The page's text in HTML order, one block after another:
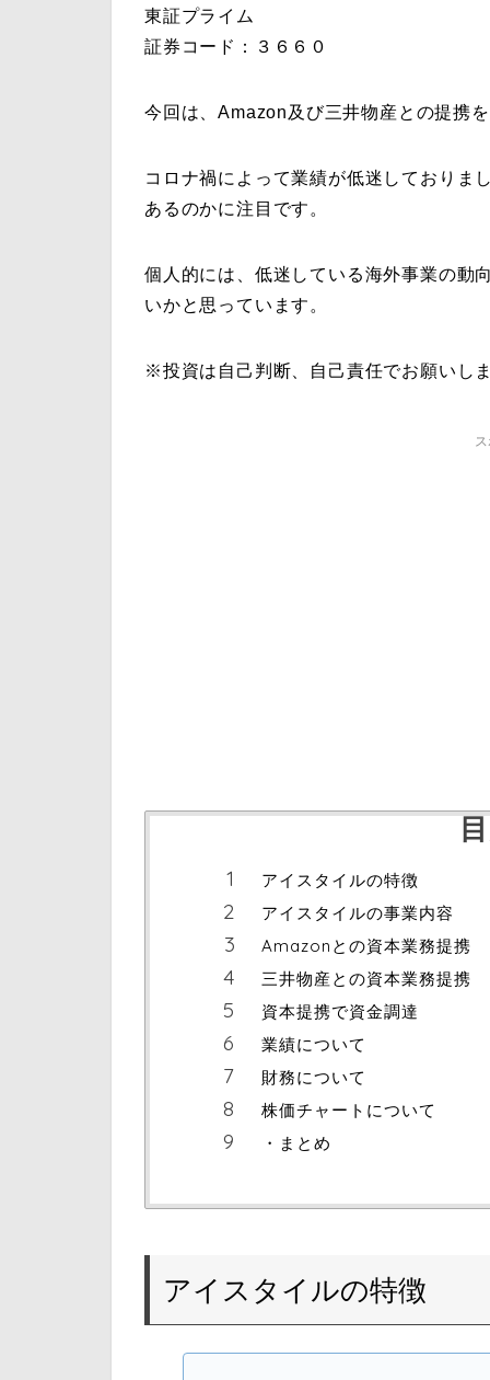
東証プライム
証券コード：３６６０
今回は、Amazon及び三井物産との提携
コロナ禍によって業績が低迷しておりま
あるのかに注目です。
個人的には、低迷している海外事業の動
いかと思っています。
※投資は自己判断、自己責任でお願いし
アイスタイルの特徴
アイスタイルの事業内容
Amazonとの資本業務提携
三井物産との資本業務提携
資本提携で資金調達
業績について
財務について
株価チャートについて
・まとめ
アイスタイルの特徴